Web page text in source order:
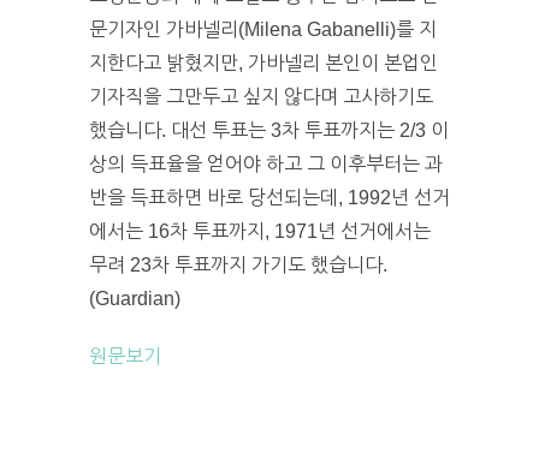
문기자인 가바넬리(Milena Gabanelli)를 지
지한다고 밝혔지만, 가바넬리 본인이 본업인
기자직을 그만두고 싶지 않다며 고사하기도
했습니다. 대선 투표는 3차 투표까지는 2/3 이
상의 득표율을 얻어야 하고 그 이후부터는 과
반을 득표하면 바로 당선되는데, 1992년 선거
에서는 16차 투표까지, 1971년 선거에서는
무려 23차 투표까지 가기도 했습니다.
(Guardian)
원문보기